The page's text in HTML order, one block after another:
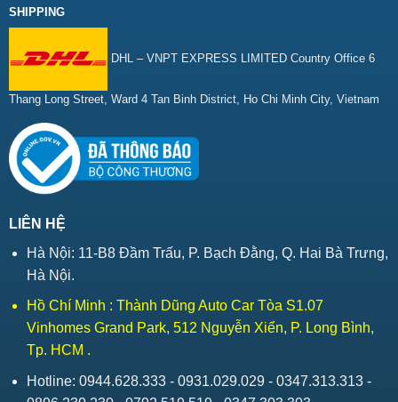
SHIPPING
DHL – VNPT EXPRESS LIMITED Country Office 6
Thang Long Street, Ward 4 Tan Binh District, Ho Chi Minh City, Vietnam
LIÊN HỆ
Hà Nội: 11-B8 Đầm Trấu, P. Bạch Đằng, Q. Hai Bà Trưng,
Hà Nội.
Hồ Chí Minh : Thành Dũng Auto Car Tòa S1.07
Vinhomes Grand Park, 512 Nguyễn Xiển, P. Long Bình,
Tp. HCM .
Hotline: 0944.628.333 - 0931.029.029 - 0347.313.313 -